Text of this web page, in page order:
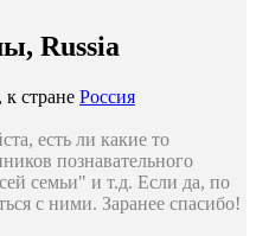
Russia
стране Россия
есть ли какие то
познавательного
семьи" и т.д. Если да, по
с ними. Заранее спасибо!